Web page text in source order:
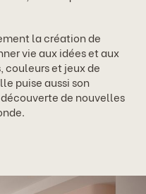
la création de
vie aux idées et aux
et jeux de
puise aussi son
de nouvelles